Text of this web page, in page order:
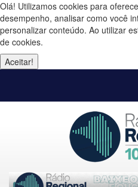
Olá! Utilizamos cookies para
desempenho, analisar como você
personalizar conteúdo. Ao utilizar
de cookies.
Aceitar!